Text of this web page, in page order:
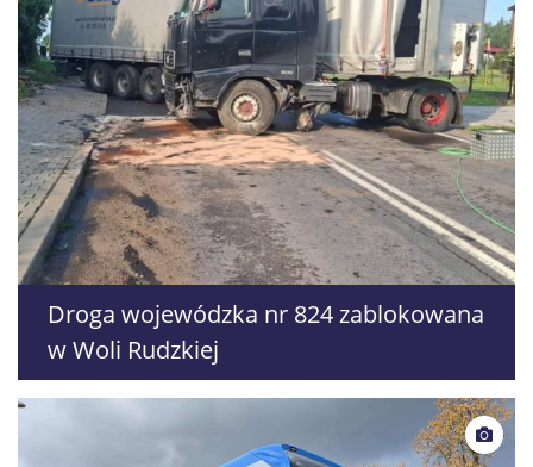
Droga wojewódzka nr 824 zablokowana
w Woli Rudzkiej